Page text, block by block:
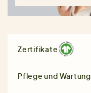
Zertifikate
Pflege und Wartung